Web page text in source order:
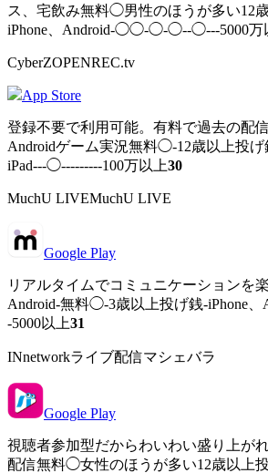
ス、宅飲み無料◯男性のほうが多い12
iPhone、Android-◯◯-◯-◯--◯---5000万
CyberZOPENREC.tv
App Store
登録不要で利用可能。有料で過去の配
Androidゲーム実況無料◯-12歳以上投げ
iPad---◯---------100万以上30
MuchU LIVEMuchU LIVE
Google Play
リアルタイムでコミュニケーションを楽
Android-無料◯-3歳以上投げ銭-iPhone
-5000以上31
INnetworkライブ配信マシェバラ
Google Play
視聴者参加型だからわいわい盛り上が
配信無料◯女性のほうが多い12歳以上